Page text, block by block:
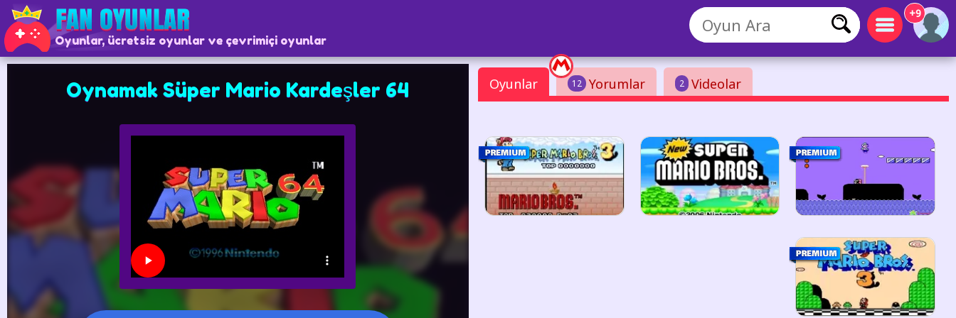
Oyunlar, ücretsiz oyunlar ve çevrimiçi oyunlar
+9
Oynamak Süper Mario Kardeşler 64 Oyunlar 12 Yorumlar 2 Videolar